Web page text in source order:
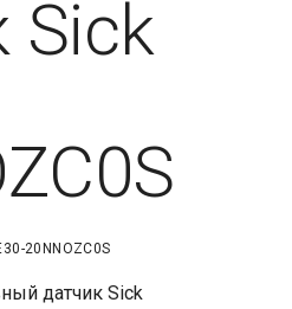
Sick
20NNOZC0S
датчик Sick